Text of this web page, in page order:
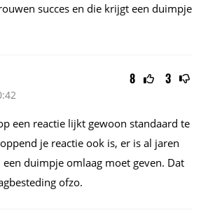
succes en die krijgt een duimpje
8 3
een reactie lijkt gewoon standaard te
je reactie ook is, er is al jaren
duimpje omlaag moet geven. Dat
ofzo.